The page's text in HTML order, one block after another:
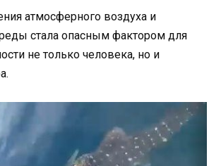
атмосферного воздуха и
стала опасным фактором для
не только человека, но и